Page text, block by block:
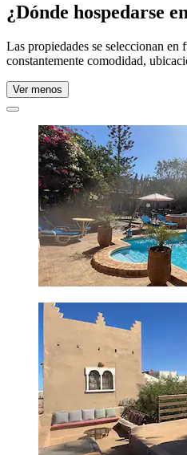
¿Dónde hospedarse
Las propiedades se seleccionan
constantemente comodidad,
Ver menos